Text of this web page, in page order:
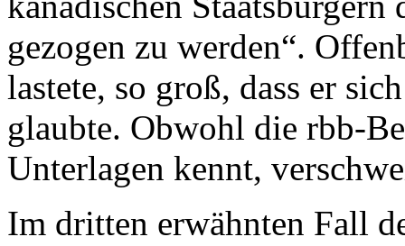
gezogen zu werden“.
lastete, so groß, dass er
glaubte. Obwohl die rbb-
Unterlagen kennt,
Im dritten erwähnten Fall